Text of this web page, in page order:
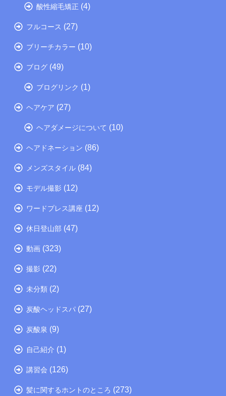
酸性縮毛矯正 (4)
フルコース (27)
ブリーチカラー (10)
ブログ (49)
ブログリンク (1)
ヘアケア (27)
ヘアダメージについて (10)
ヘアドネーション (86)
メンズスタイル (84)
モデル撮影 (12)
ワードプレス講座 (12)
休日登山部 (47)
動画 (323)
撮影 (22)
未分類 (2)
炭酸ヘッドスパ (27)
炭酸泉 (9)
自己紹介 (1)
講習会 (126)
髪に関するホントのところ (273)